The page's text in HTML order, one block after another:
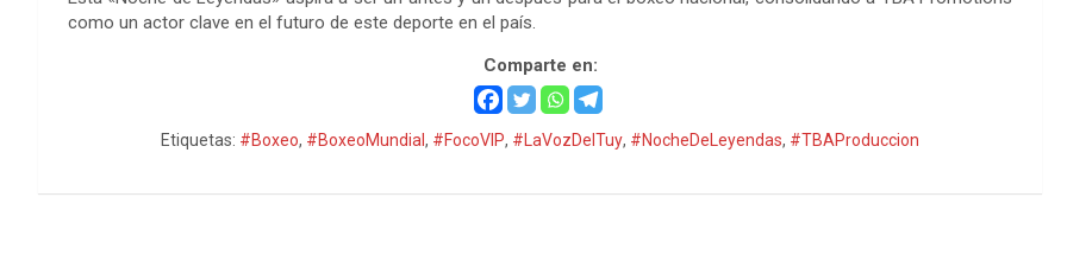
como un actor clave en el futuro de este deporte en el país.
Comparte en:
Etiquetas: #Boxeo, #BoxeoMundial, #FocoVIP, #LaVozDelTuy, #NocheDeLeyendas, #TBAProduccion